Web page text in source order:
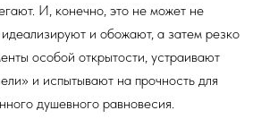
И, конечно, это не может не
идеализируют и обожают, а затем резко
особой открытости, устраивают
и испытывают на прочность для
душевного равновесия.